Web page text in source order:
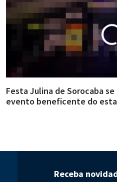
Festa Julina de Sorocaba
evento beneficente do
Receba